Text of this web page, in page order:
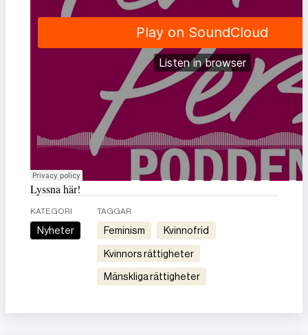
Lyssna här!
KATEGORI
Nyheter
TAGGAR
feminism kvinnofrid
kvinnors rättigheter
mänskliga rättigheter